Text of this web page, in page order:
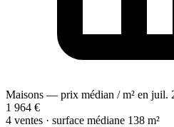
Maisons — prix médian / m² en
1 964 €
4 ventes · surface médiane 138 m²